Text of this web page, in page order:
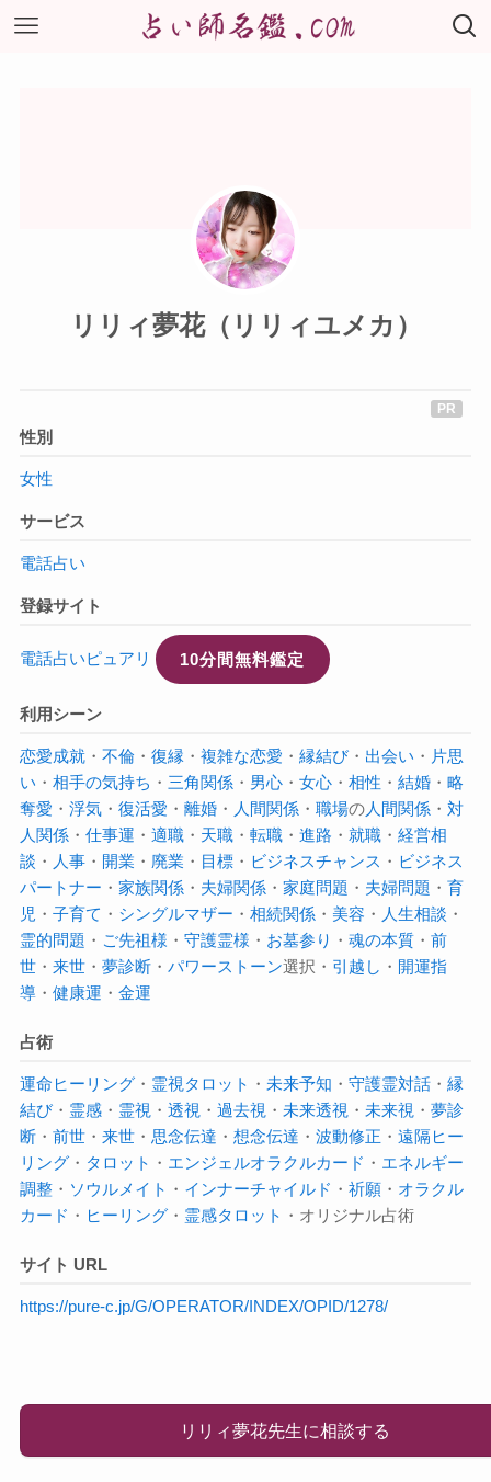
リリィ夢花（リリィユメカ）
性別
女性
サービス
電話占い
登録サイト
電話占いピュアリ 10分間無料鑑定
利用シーン
恋愛成就・ 不倫・ 復縁 ・ 複雑な恋愛 ・ 縁結び・ 出会い ・ 片思
い ・ 相手の気持ち ・ 三角関係・ 男心・ 女心・ 相性 ・ 結婚・ 略
奪愛 ・ 浮気・ 復活愛 ・ 離婚・ 人間関係・ 職場の人間関係・ 対
人関係・ 仕事運 ・ 適職・ 天職・ 転職・ 進路 ・ 就職・ 経営相
談 ・ 人事・ 開業 ・ 廃業 ・ 目標・ ビジネスチャンス ・ ビジネス
パートナー ・ 家族関係・ 夫婦関係・ 家庭問題 ・ 夫婦問題 ・ 育
児 ・ 子育て ・ シングルマザー ・ 相続関係・ 美容 ・ 人生相談 ・
霊的問題 ・ ご先祖様 ・ 守護霊様 ・ お墓参り ・ 魂の本質・ 前
世・ 来世・ 夢診断・ パワーストーン選択・ 引越し ・ 開運指
導・ 健康運 ・ 金運
占術
運命 ヒーリング・ 霊視 タロット ・ 未来予知 ・ 守護霊対話・ 縁
結び・ 霊感・ 霊視 ・ 透視 ・ 過去視 ・ 未来透視 ・ 未来視 ・ 夢診
断・ 前世・ 来世・ 思念伝達 ・ 想念伝達 ・ 波動修正 ・ 遠隔ヒー
リング・ タロット ・ エンジェルオラクルカード ・ エネルギー
調整・ ソウルメイト ・ インナーチャイルド ・ 祈願・ オラクル
カード ・ ヒーリング・ 霊感タロット ・オリジナル占術
サイト URL
https://pure-c.jp/G/OPERATOR/INDEX/OPID/1278/
リリィ夢花先生に相談する